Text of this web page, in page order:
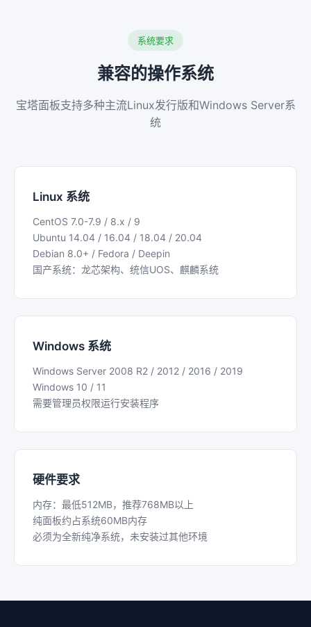
系统要求
兼容的操作系统
宝塔面板支持多种主流Linux发行版和Windows Server系
统
Linux 系统
CentOS 7.0-7.9 / 8.x / 9
Ubuntu 14.04 / 16.04 / 18.04 / 20.04
Debian 8.0+ / Fedora / Deepin
国产系统：龙芯架构、统信UOS、麒麟系统
Windows 系统
Windows Server 2008 R2 / 2012 / 2016 / 2019
Windows 10 / 11
需要管理员权限运行安装程序
硬件要求
内存：最低512MB，推荐768MB以上
纯面板约占系统60MB内存
必须为全新纯净系统，未安装过其他环境